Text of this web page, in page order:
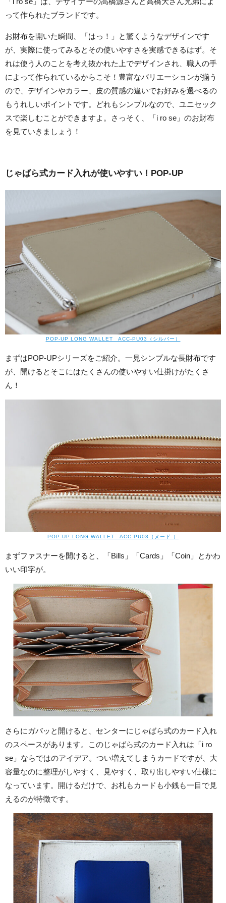
って作られたブランドです。
お財布を開いた瞬間、「はっ！」と驚くようなデザインです
が、実際に使ってみるとその使いやすさを実感できるはず。そ
れは使う人のことを考え抜かれた上でデザインされ、職人の手
によって作られているからこそ！豊富なバリエーションが揃う
ので、デザインやカラー、皮の質感の違いでお好みを選べるの
もうれしいポイントです。どれもシンプルなので、ユニセック
スで楽しむことができますよ。さっそく、「i ro se」のお財布
を見ていきましょう！
じゃばら式カード入れが使いやすい！POP-UP
POP-UP LONG WALLET ACC-PU03（シルバー）
まずはPOP-UPシリーズをご紹介。一見シンプルな長財布です
が、開けるとそこにはたくさんの使いやすい仕掛けがたくさ
ん！
POP-UP LONG WALLET ACC-PU03（ヌード ）
まずファスナーを開けると、「Bills」「Cards」「Coin」とかわ
いい印字が。
さらにガバッと開けると、センターにじゃばら式のカード入れ
のスペースがあります。このじゃばら式のカード入れは「i ro
se」ならではのアイデア。つい増えてしまうカードですが、大
容量なのに整理がしやすく、見やすく、取り出しやすい仕様に
なっています。開けるだけで、お札もカードも小銭も一目で見
えるのが特徴です。